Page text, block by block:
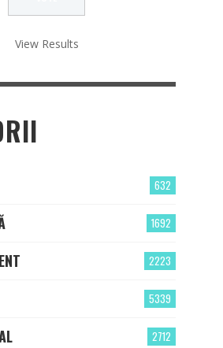
View Results
632
1692
2223
5339
2712